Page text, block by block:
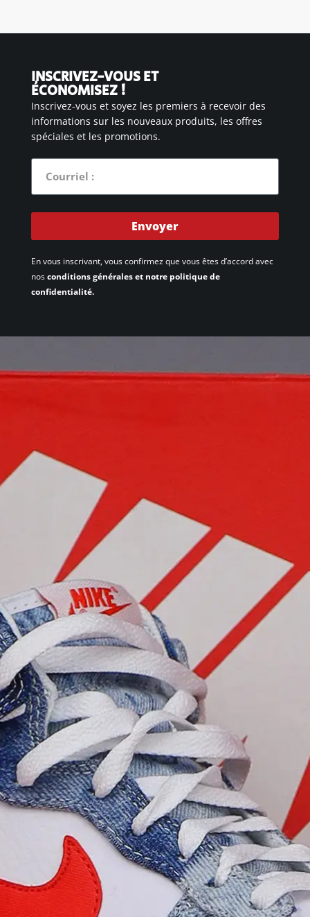
INSCRIVEZ-VOUS ET
ÉCONOMISEZ !
Inscrivez-vous et soyez les premiers à recevoir des
informations sur les nouveaux produits, les offres
spéciales et les promotions.
Envoyer
En vous inscrivant, vous confirmez que vous êtes d’accord avec
nosconditions générales et notre politique de
confidentialité.